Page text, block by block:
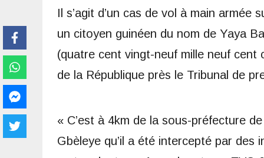
Il s’agit d’un cas de vol à main armée
un citoyen guinéen du nom de Yaya
(quatre cent vingt-neuf mille neuf cent
de la République près le Tribunal de
« C’est à 4km de la sous-préfecture
Gbèleye qu’il a été intercepté par des